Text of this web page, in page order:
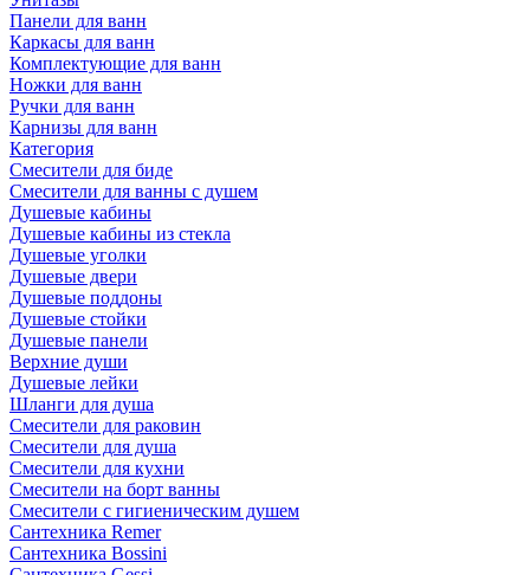
Панели для ванн
Каркасы для ванн
Комплектующие для ванн
Ножки для ванн
Ручки для ванн
Карнизы для ванн
Категория
Смесители для биде
Смесители для ванны с душем
Душевые кабины
Душевые кабины из стекла
Душевые уголки
Душевые двери
Душевые поддоны
Душевые стойки
Душевые панели
Верхние души
Душевые лейки
Шланги для душа
Смесители для раковин
Смесители для душа
Смесители для кухни
Смесители на борт ванны
Смесители с гигиеническим душем
Сантехника Remer
Сантехника Bossini